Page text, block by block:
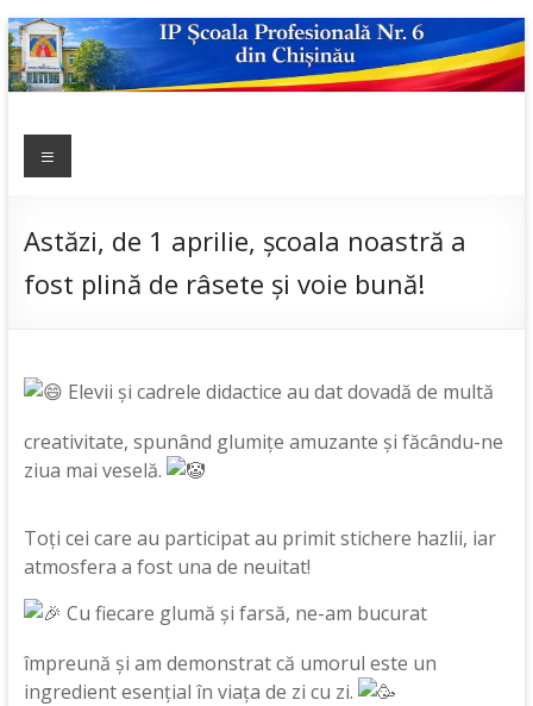
Skip
to
content
NR.6
scoala
nr.6; școală
profesională;
admitere;
Meniu
Astăzi, de 1 aprilie, școala noastră a
fost plină de râsete și voie bună!
Elevii și cadrele didactice au dat dovadă de multă
creativitate, spunând glumițe amuzante și făcându-ne
ziua mai veselă.
Toți cei care au participat au primit stichere hazlii, iar
atmosfera a fost una de neuitat!
Cu fiecare glumă și farsă, ne-am bucurat
împreună și am demonstrat că umorul este un
ingredient esențial în viața de zi cu zi.